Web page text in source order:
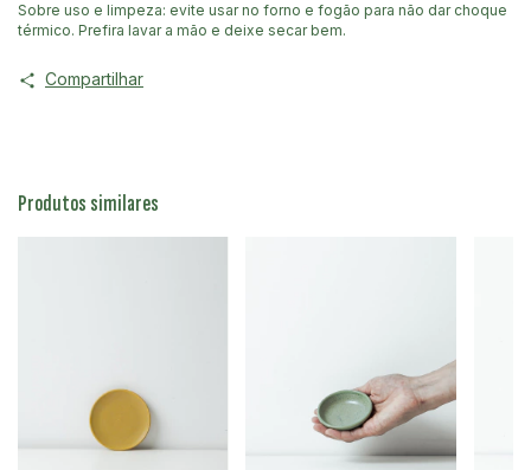
Sobre uso e limpeza: evite usar no forno e fogão para não dar choque
térmico. Prefira lavar a mão e deixe secar bem.
Compartilhar
Produtos similares